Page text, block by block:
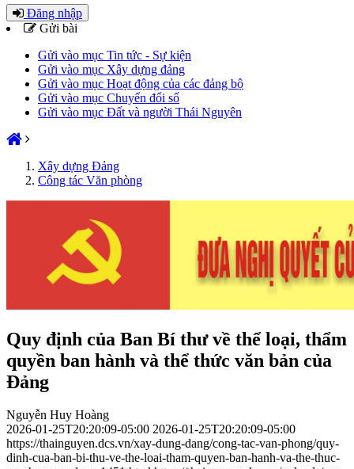
Đăng nhập
Gửi bài
Gửi vào mục Tin tức - Sự kiện
Gửi vào mục Xây dựng đảng
Gửi vào mục Hoạt động của các đảng bộ
Gửi vào mục Chuyển đổi số
Gửi vào mục Đất và người Thái Nguyên
Xây dựng Đảng
Công tác Văn phòng
Quy định của Ban Bí thư về thể loại, thẩm
quyền ban hành và thể thức văn bản của
Đảng
Nguyễn Huy Hoàng
2026-01-25T20:20:09-05:00 2026-01-25T20:20:09-05:00
https://thainguyen.dcs.vn/xay-dung-dang/cong-tac-van-phong/quy-
dinh-cua-ban-bi-thu-ve-the-loai-tham-quyen-ban-hanh-va-the-thuc-